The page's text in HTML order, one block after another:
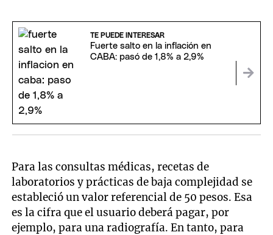
TE PUEDE INTERESAR
Fuerte salto en la inflación en
CABA: pasó de 1,8% a 2,9%
Para las consultas médicas, recetas de
laboratorios y prácticas de baja complejidad se
estableció un valor referencial de 50 pesos. Esa
es la cifra que el usuario deberá pagar, por
ejemplo, para una radiografía. En tanto, para